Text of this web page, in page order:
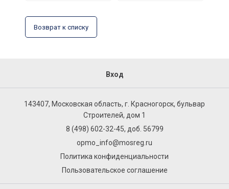
Возврат к списку
Вход
143407, Московская область, г. Красногорск, бульвар
Строителей, дом 1
8 (498) 602-32-45, доб. 56799
opmo_info@mosreg.ru
Политика конфиденциальности
Пользовательское соглашение